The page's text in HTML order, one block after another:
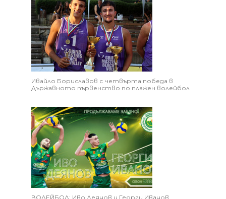
Ивайло Бориславов с четвърта победа в
Държавното първенство по плажен волейбол
ВОЛЕЙБОЛ: Иво Деянов и Георги Иванов